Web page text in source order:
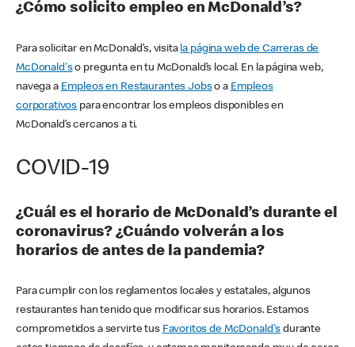
¿Cómo solicito empleo en McDonald’s?
Para solicitar en McDonald’s, visita la página web de Carreras de
McDonald'so pregunta en tu McDonald’s local. En la página web,
navega a Empleos en Restaurantes Jobso a Empleos
corporativos para encontrar los empleos disponibles en
McDonald’s cercanos a ti.
COVID-19
¿Cuál es el horario de McDonald’s durante el
coronavirus? ¿Cuándo volverán a los
horarios de antes de la pandemia?
Para cumplir con los reglamentos locales y estatales, algunos
restaurantes han tenido que modificar sus horarios. Estamos
comprometidos a servirte tus Favoritos de McDonald's durante